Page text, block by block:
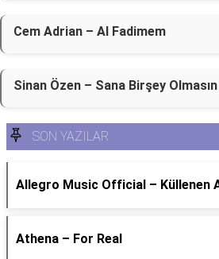
Cem Adrian – Al Fadimem
Sinan Özen – Sana Birşey Olmasın
SON YAZILAR
Allegro Music Official – Küllenen
Athena – For Real